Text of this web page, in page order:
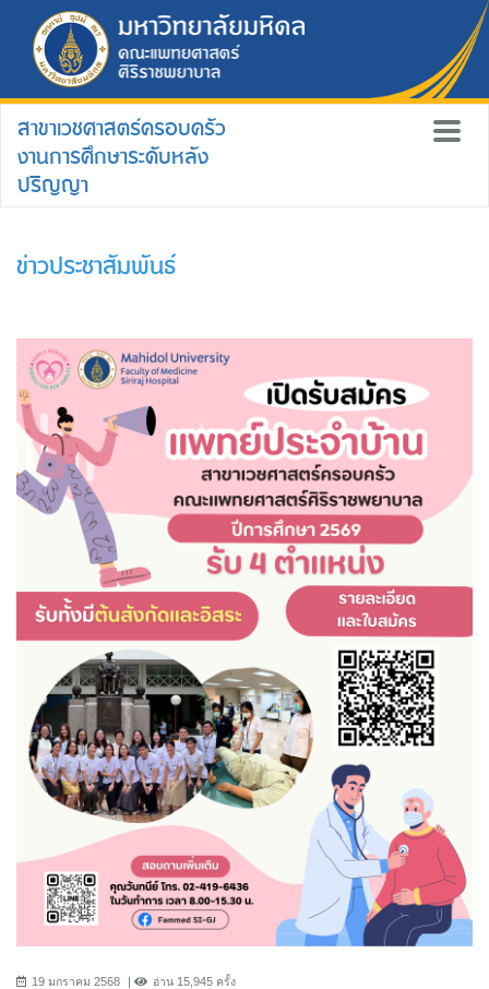
สาขาเวชศาสตร์ครอบครัว
งานการศึกษาระดับหลัง
ปริญญา
ข่าวประชาสัมพันธ์
19 มกราคม 2568 อ่าน 15,945 ครั้ง